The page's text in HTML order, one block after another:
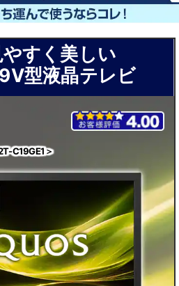
やすく美しい
型液晶テレビ
C19GE1＞